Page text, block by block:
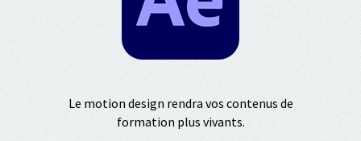
Le motion design rendra vos contenus de
formation plus vivants.